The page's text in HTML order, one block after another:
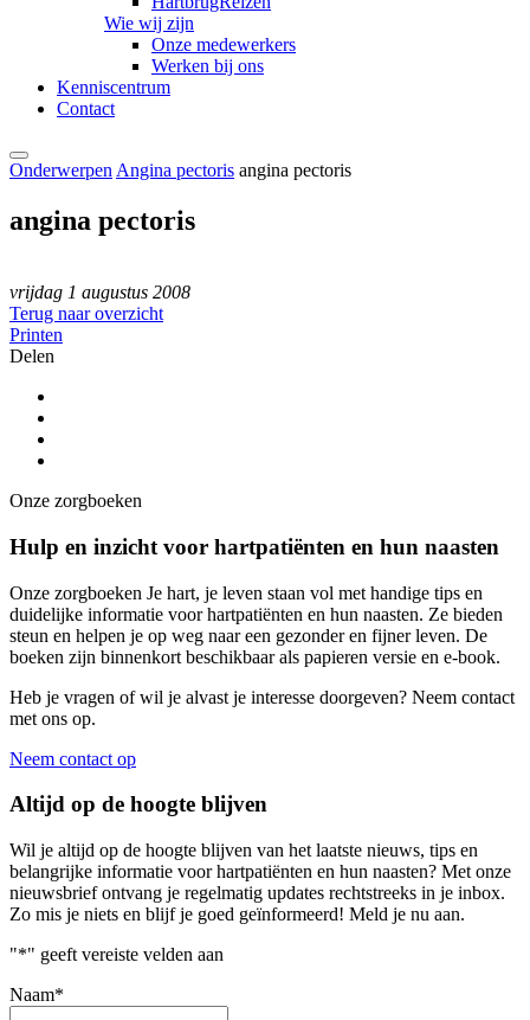
Wie wij zijn
Onze medewerkers
Werken bij ons
Kenniscentrum
Contact
OnderwerpenAngina pectoris angina pectoris
angina pectoris
vrijdag 1 augustus 2008
Terug naar overzicht
Printen
Delen
Onze zorgboeken
Hulp en inzicht voor hartpatiënten en hun naasten
Onze zorgboeken Je hart, je leven staan vol met handige tips en
duidelijke informatie voor hartpatiënten en hun naasten. Ze bieden
steun en helpen je op weg naar een gezonder en fijner leven. De
boeken zijn binnenkort beschikbaar als papieren versie en e-book.
Heb je vragen of wil je alvast je interesse doorgeven? Neem contact
met ons op.
Neem contact op
Altijd op de hoogte blijven
Wil je altijd op de hoogte blijven van het laatste nieuws, tips en
belangrijke informatie voor hartpatiënten en hun naasten? Met onze
nieuwsbrief ontvang je regelmatig updates rechtstreeks in je inbox.
Zo mis je niets en blijf je goed geïnformeerd! Meld je nu aan.
"*" geeft vereiste velden aan
Naam*